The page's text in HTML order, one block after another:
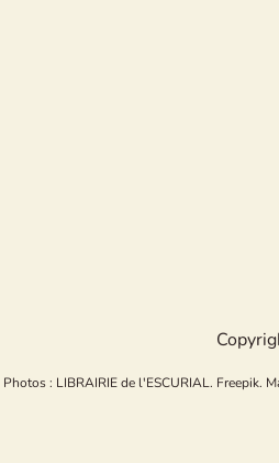
Photos : LIBRAIRIE de l'ESCURIAL. Freepik.